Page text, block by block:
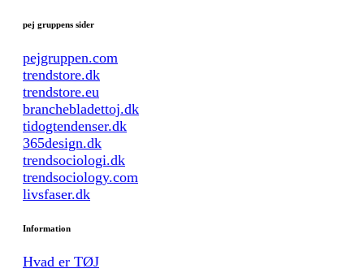
pej gruppens sider
pejgruppen.com
trendstore.dk
trendstore.eu
branchebladettoj.dk
tidogtendenser.dk
365design.dk
trendsociologi.dk
trendsociology.com
livsfaser.dk
Information
Hvad er TØJ